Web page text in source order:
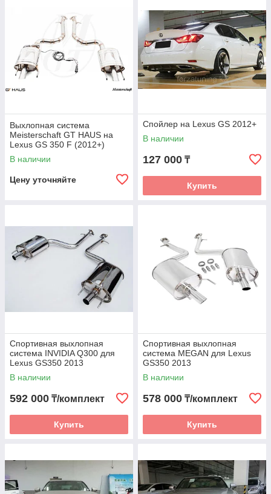
Выхлопная система
Meisterschaft GT HAUS на
Lexus GS 350 F (2012+)
В наличии
Цену уточняйте
Спойлер на Lexus GS 2012+
В наличии
127 000 ₸
Купить
Спортивная выхлопная
система INVIDIA Q300 для
Lexus GS350 2013
В наличии
592 000 ₸/комплект
Купить
Спортивная выхлопная
система MEGAN для Lexus
GS350 2013
В наличии
578 000 ₸/комплект
Купить